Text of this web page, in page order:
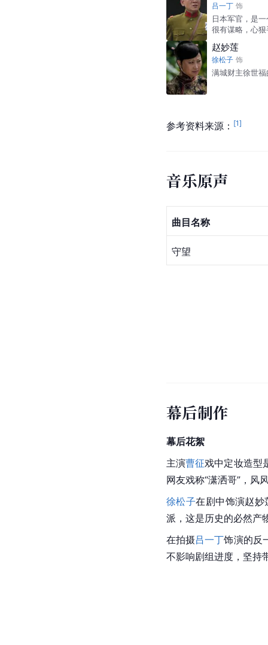
吕一丁 饰
日本军官，是
很有谋略，心
赵妙莲
徐松子 饰
满城财主徐世
参考资料来源： [1]
音乐原声
曲目名称
守望
幕后制作
幕后花絮
主演曹征戏中定妆造型
网友戏称“潇洒哥”，风
徐松子在剧中饰演赵妙
派，这是历史的必然产
在拍摄吕一丁饰演的反
不影响剧组进度，坚持